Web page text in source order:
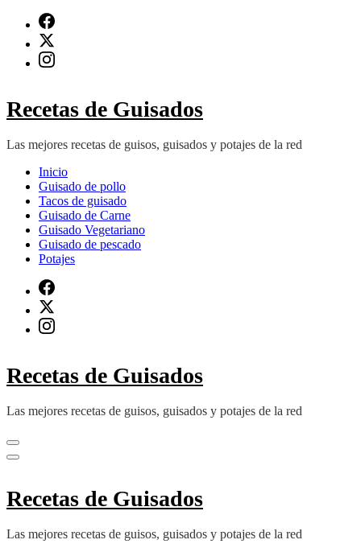
contenido
(presiona
Recetas de Guisados
Las mejores recetas de guisos, guisados y potajes de la red
Inicio
Guisado de pollo
Tacos de guisado
Guisado de Carne
Guisado Vegetariano
Guisado de pescado
Potajes
Recetas de Guisados
Las mejores recetas de guisos, guisados y potajes de la red
Recetas de Guisados
Las mejores recetas de guisos, guisados y potajes de la red